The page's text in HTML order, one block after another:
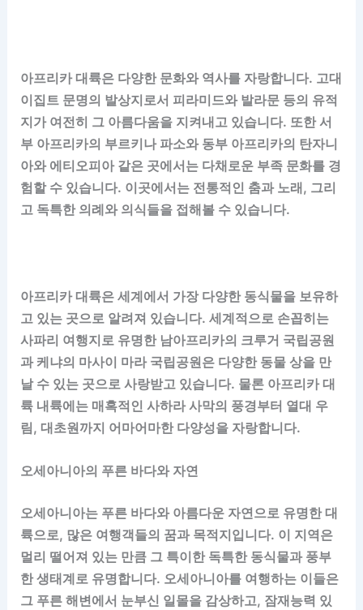
아프리카 대륙은 다양한 문화와 역사를 자랑합니다. 고대
이집트 문명의 발상지로서 피라미드와 발라문 등의 유적
지가 여전히 그 아름다움을 지켜내고 있습니다. 또한 서
부 아프리카의 부르키나 파소와 동부 아프리카의 탄자니
아와 에티오피아 같은 곳에서는 다채로운 부족 문화를 경
험할 수 있습니다. 이곳에서는 전통적인 춤과 노래, 그리
고 독특한 의례와 의식들을 접해볼 수 있습니다.
아프리카 대륙은 세계에서 가장 다양한 동식물을 보유하
고 있는 곳으로 알려져 있습니다. 세계적으로 손꼽히는
사파리 여행지로 유명한 남아프리카의 크루거 국립공원
과 케냐의 마사이 마라 국립공원은 다양한 동물 상을 만
날 수 있는 곳으로 사랑받고 있습니다. 물론 아프리카 대
륙 내륙에는 매혹적인 사하라 사막의 풍경부터 열대 우
림, 대초원까지 어마어마한 다양성을 자랑합니다.
오세아니아의 푸른 바다와 자연
오세아니아는 푸른 바다와 아름다운 자연으로 유명한 대
륙으로, 많은 여행객들의 꿈과 목적지입니다. 이 지역은
멀리 떨어져 있는 만큼 그 특이한 독특한 동식물과 풍부
한 생태계로 유명합니다. 오세아니아를 여행하는 이들은
그 푸른 해변에서 눈부신 일몰을 감상하고, 잠재능력 있